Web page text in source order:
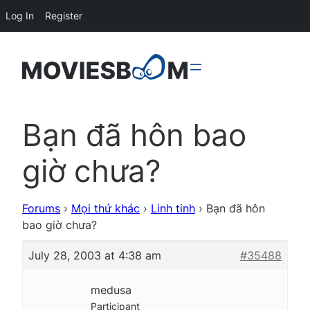
Bạn đã hôn bao
giờ chưa?
Forums › Mọi thứ khác › Linh tinh › Bạn đã hôn
bao giờ chưa?
July 28, 2003 at 4:38 am #35488
medusa
Participant
Log In Register